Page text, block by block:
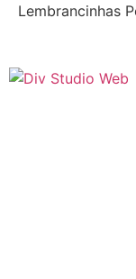
Lembrancinhas